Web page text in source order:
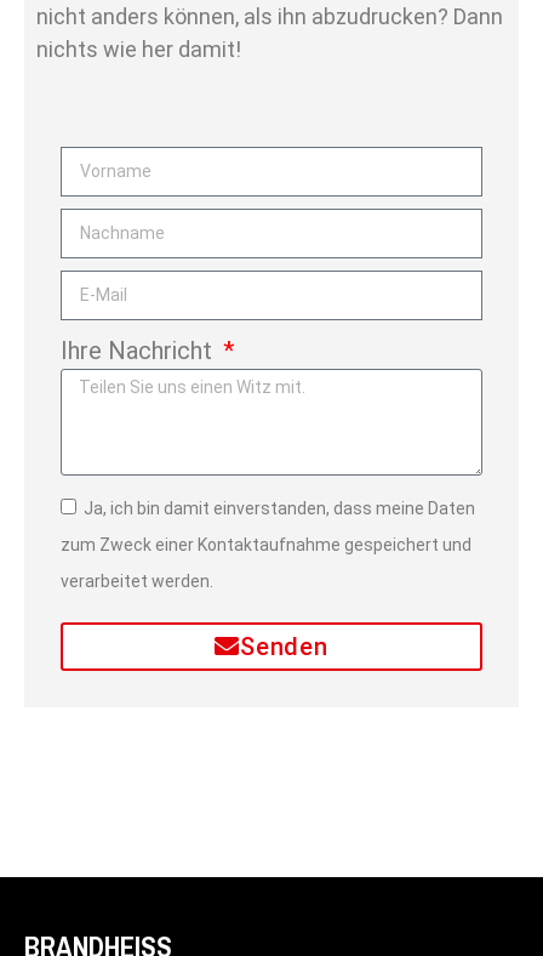
nicht anders können, als ihn abzudrucken? Dann
nichts wie her damit!
Ihre Nachricht
Ja, ich bin damit einverstanden, dass meine Daten
zum Zweck einer Kontaktaufnahme gespeichert und
verarbeitet werden.
Senden